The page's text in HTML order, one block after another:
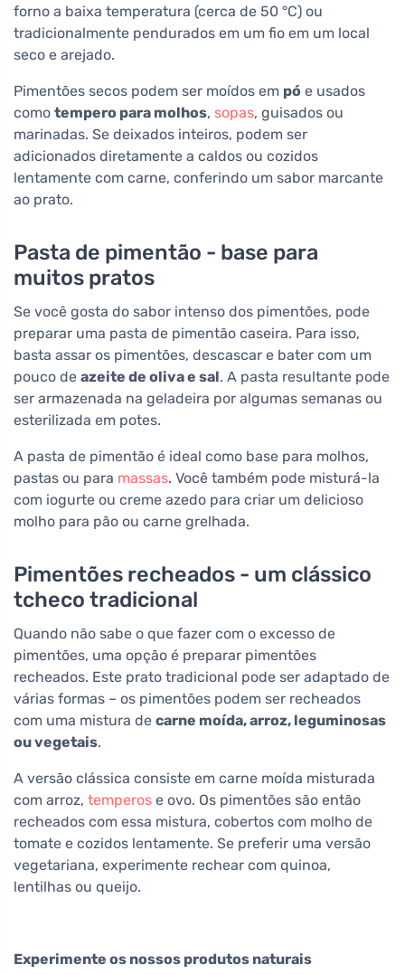
forno a baixa temperatura (cerca de 50 °C) ou
tradicionalmente pendurados em um fio em um local
seco e arejado.
Pimentões secos podem ser moídos em pó e usados
como tempero para molhos, sopas, guisados ou
marinadas. Se deixados inteiros, podem ser
adicionados diretamente a caldos ou cozidos
lentamente com carne, conferindo um sabor marcante
ao prato.
Pasta de pimentão - base para
muitos pratos
Se você gosta do sabor intenso dos pimentões, pode
preparar uma pasta de pimentão caseira. Para isso,
basta assar os pimentões, descascar e bater com um
pouco de azeite de oliva e sal. A pasta resultante pode
ser armazenada na geladeira por algumas semanas ou
esterilizada em potes.
A pasta de pimentão é ideal como base para molhos,
pastas ou para massas. Você também pode misturá-la
com iogurte ou creme azedo para criar um delicioso
molho para pão ou carne grelhada.
Pimentões recheados - um clássico
tcheco tradicional
Quando não sabe o que fazer com o excesso de
pimentões, uma opção é preparar pimentões
recheados. Este prato tradicional pode ser adaptado de
várias formas – os pimentões podem ser recheados
com uma mistura de carne moída, arroz, leguminosas
ou vegetais.
A versão clássica consiste em carne moída misturada
com arroz, temperos e ovo. Os pimentões são então
recheados com essa mistura, cobertos com molho de
tomate e cozidos lentamente. Se preferir uma versão
vegetariana, experimente rechear com quinoa,
lentilhas ou queijo.
Experimente os nossos produtos naturais